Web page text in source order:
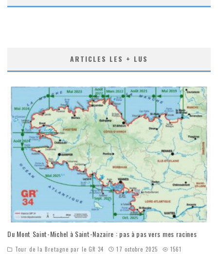
ARTICLES LES + LUS
Du Mont Saint-Michel à Saint-Nazaire : pas à pas vers mes racines
Tour de la Bretagne par le GR 34 17 octobre 2025 1561